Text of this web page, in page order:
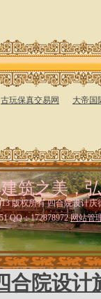
古玩保真交易网 大帝国
筑之美，
版权所有 四合院设计
QQ：172878972网站管
合院设计